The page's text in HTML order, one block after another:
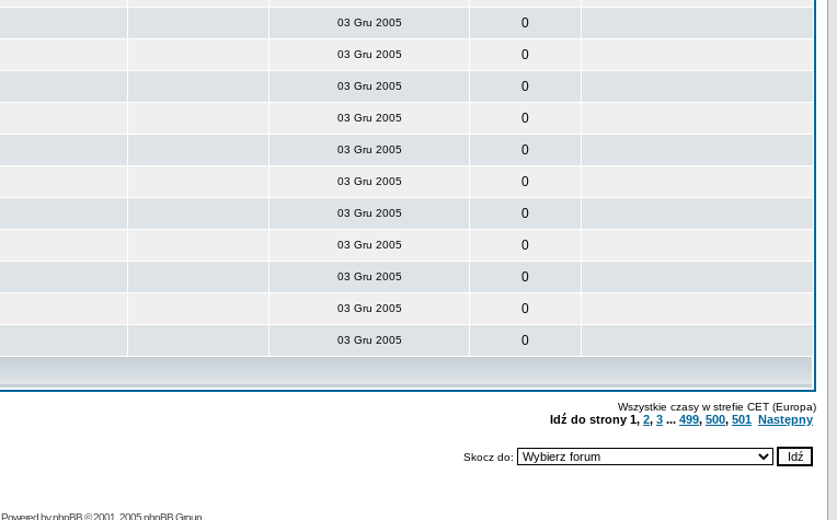
03 Gru 2005 0
03 Gru 2005 0
03 Gru 2005 0
03 Gru 2005 0
03 Gru 2005 0
03 Gru 2005 0
03 Gru 2005 0
03 Gru 2005 0
03 Gru 2005 0
03 Gru 2005 0
03 Gru 2005 0
Wszystkie czasy w strefie CET (Europa)
Idź do strony 1, 2, 3 ... 499, 500, 501 Następny
Skocz do:
Powered byphpBB© 2001, 2005 phpBB Group